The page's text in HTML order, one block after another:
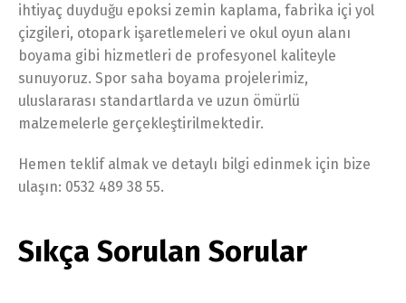
ihtiyaç duyduğu epoksi zemin kaplama, fabrika içi yol
çizgileri, otopark işaretlemeleri ve okul oyun alanı
boyama gibi hizmetleri de profesyonel kaliteyle
sunuyoruz. Spor saha boyama projelerimiz,
uluslararası standartlarda ve uzun ömürlü
malzemelerle gerçekleştirilmektedir.
Hemen teklif almak ve detaylı bilgi edinmek için bize
ulaşın: 0532 489 38 55.
Sıkça Sorulan Sorular